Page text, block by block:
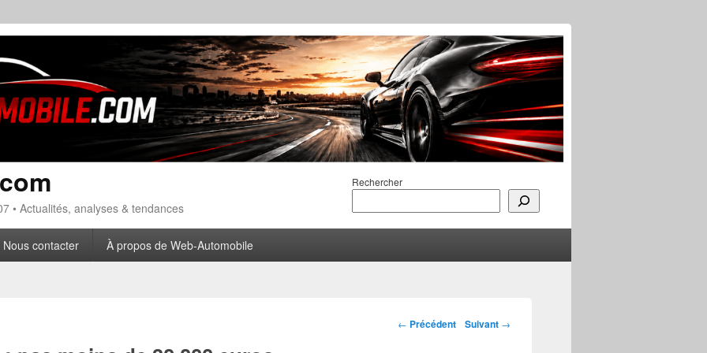
Rechercher
• Actualités, analyses & tendances
Nous contacter À propos de Web-Automobile
Navigation des
← Précédent Suivant →